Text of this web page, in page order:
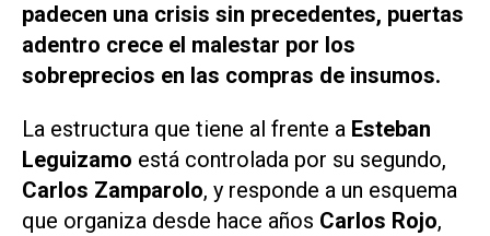
padecen una crisis sin precedentes, puertas
adentro crece el malestar por los
sobreprecios en las compras de insumos.
La estructura que tiene al frente a Esteban
Leguizamo está controlada por su segundo,
Carlos Zamparolo, y responde a un esquema
que organiza desde hace años Carlos Rojo,